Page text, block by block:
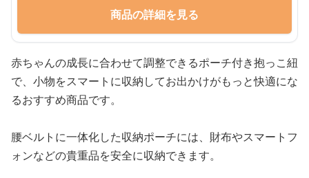
商品の詳細を見る
赤ちゃんの成長に合わせて調整できるポーチ付き抱っこ紐
で、小物をスマートに収納してお出かけがもっと快適にな
るおすすめ商品です。
腰ベルトに一体化した収納ポーチには、財布やスマートフ
ォンなどの貴重品を安全に収納できます。